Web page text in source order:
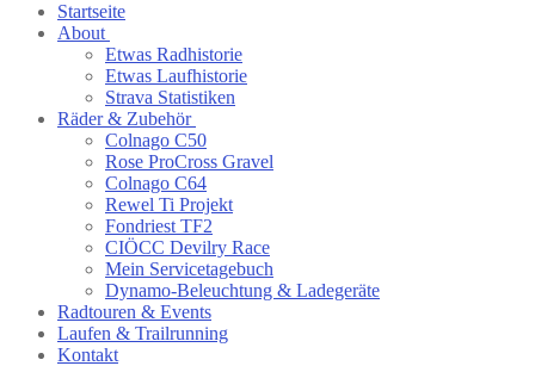
Startseite
About
Etwas Radhistorie
Etwas Laufhistorie
Strava Statistiken
Räder & Zubehör
Colnago C50
Rose ProCross Gravel
Colnago C64
Rewel Ti Projekt
Fondriest TF2
CIÖCC Devilry Race
Mein Servicetagebuch
Dynamo-Beleuchtung & Ladegeräte
Radtouren & Events
Laufen & Trailrunning
Kontakt